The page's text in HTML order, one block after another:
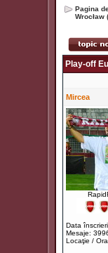
Pagina
Wrocław
Play-off
Mircea
Data
Mesaje:
Locaţie /